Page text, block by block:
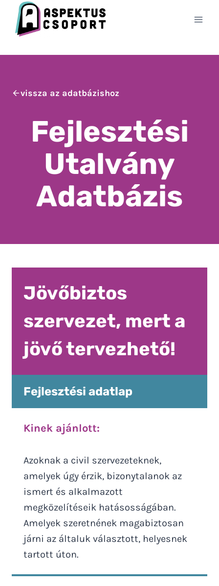
content
vissza az adatbázishoz
Fejlesztési
Utalvány
Adatbázis
Jövőbiztos
szervezet, mert a
jövő tervezhető!
Fejlesztési adatlap
Kinek ajánlott:
Azoknak a civil szervezeteknek,
amelyek úgy érzik, bizonytalanok az
ismert és alkalmazott
megközelítéseik hatásosságában.
Amelyek szeretnének magabiztosan
járni az általuk választott, helyesnek
tartott úton.